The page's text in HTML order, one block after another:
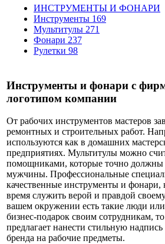
ИНСТРУМЕНТЫ И ФОНАРИ
Инструменты 169
Мультитулы 271
Фонари 237
Рулетки 98
Инструменты и фонари с
логотипом компании
От рабочих инструментов мастеров
ремонтных и строительных работ.
используются как в домашних
предприятиях. Мультитулы можно
помощниками, которые точно должны
мужчины. Профессиональные
качественные инструменты и фонари,
время служить верой и правдой
вашем окружении есть такие люди
бизнес-подарок своим сотрудникам,
предлагает нанести стильную
бренда на рабочие предметы.